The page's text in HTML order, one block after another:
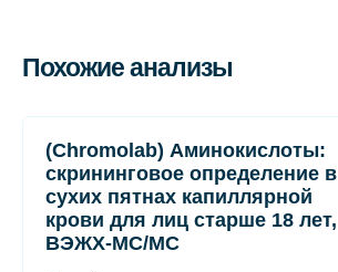
Похожие анализы
(Chromolab) Аминокислоты:
скрининговое определение в
сухих пятнах капиллярной
крови для лиц старше 18 лет,
ВЭЖХ-МС/МС